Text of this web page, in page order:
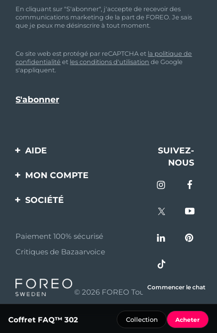
En cliquant sur "S'abonner", j'accepte de recevoir des
communications marketing de la part de FOREO. Je sais
que je peux me désinscrire à tout moment.
Ce site web est protégé par reCAPTCHA et la politique de
confidentialité et les conditions d'utilisation de Google
s'appliquent.
AIDE
Contactez-nous
livraisons
Questions et réponses
Informations sur la
SUIVEZ-
NOUS
MON COMPTE
Enregistrement produit
SOCIÉTÉ
Programme d’affiliation
Nouvelles d'affiliation
Partenaires
distributeurs
Conditions d'utilisation
Paiement 100% sécurisé
Critiques de Bazaarvoice
© 2026 FOREO Tous droits réservés
Commencer le chat
Coffret FAQ™ 302 Collection Acheter